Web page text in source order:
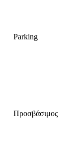
Parking
Προσβάσιμος